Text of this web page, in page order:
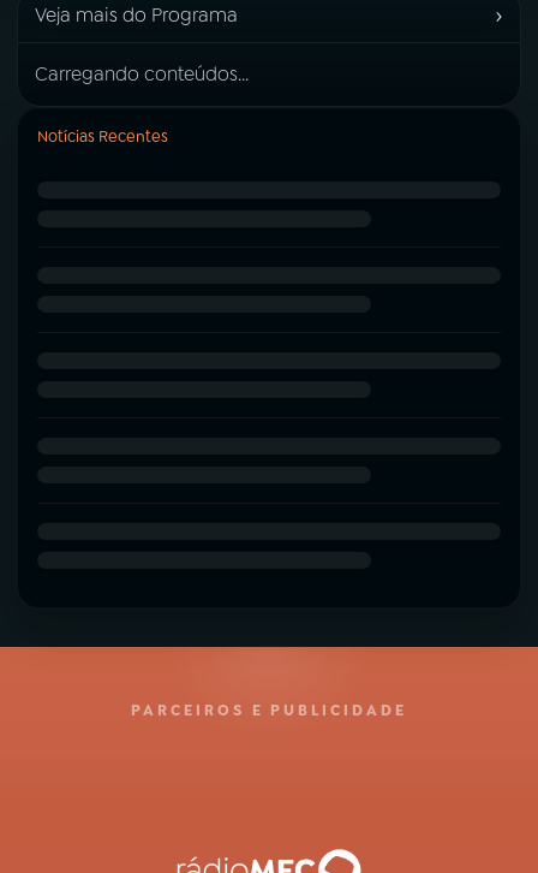
Veja mais do Programa ›
Carregando conteúdos...
Notícias Recentes
PARCEIROS E PUBLICIDADE